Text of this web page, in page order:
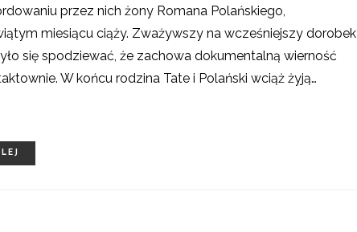
przez nich żony Romana Polańskiego,
miesiącu ciąży. Zważywszy na wcześniejszy dorobek
się spodziewać, że zachowa dokumentalną wierność
W końcu rodzina Tate i Polański wciąż żyją…